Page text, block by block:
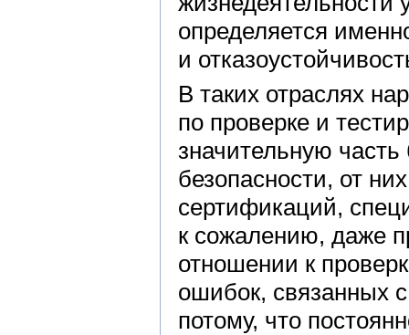
определяется
и
В таких отраслях
по проверке и
значительную
безопасности, от
сертификаций,
к сожалению, даже
отношении к
ошибок, связанных
потому, что